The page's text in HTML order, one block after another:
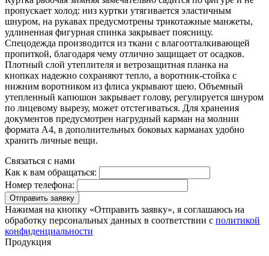
пропускает холод: низ куртки утягивается эластичным
шнуром, на рукавах предусмотрены трикотажные манжеты,
удлиненная фигурная спинка закрывает поясницу.
Спецодежда производится из ткани с влагоотталкивающей
пропиткой, благодаря чему отлично защищает от осадков.
Плотный слой утеплителя и ветрозащитная планка на
кнопках надежно сохраняют тепло, а воротник-стойка с
нижним воротником из флиса укрывают шею. Объемный
утепленный капюшон закрывает голову, регулируется шнуром
по лицевому вырезу, может отстегиваться. Для хранения
документов предусмотрен нагрудный карман на молнии
формата А4, в дополнительных боковых карманах удобно
хранить личные вещи.
Связаться с нами
Как к вам обращаться:
Номер телефона:
Отправить заявку
Нажимая на кнопку «Отправить заявку», я соглашаюсь на
обработку персональных данных в соответствии с политикой
конфиденциальности
Продукция